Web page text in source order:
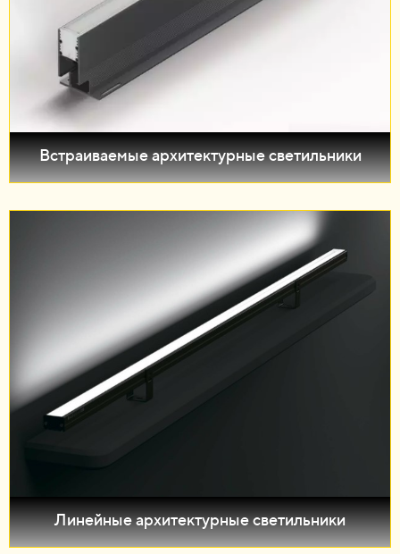
Встраиваемые архитектурные светильники
Линейные архитектурные светильники